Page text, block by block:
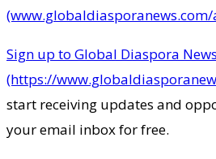
(www.globaldiasporanews.com/
Sign up to Global Diaspora
(https://
start receiving updates and
your email inbox for free.